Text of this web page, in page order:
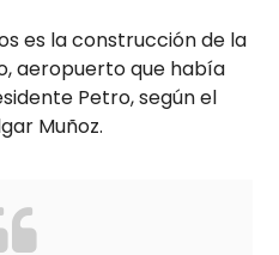
es la construcción de la
aeropuerto que había
Petro, según el
Muñoz.